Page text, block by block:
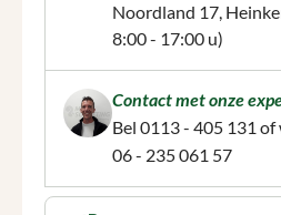
Noordland 17,
8:00 - 17:00 u)
Contact met onze
Bel 0113 - 405 131 of
06 - 235 061 57